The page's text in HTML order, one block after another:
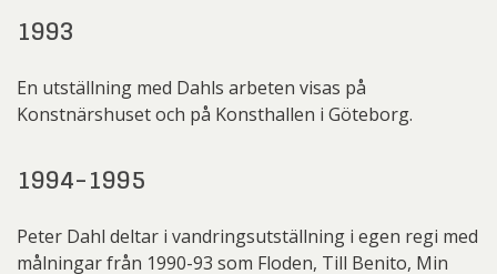
1993
En utställning med Dahls arbeten visas på
Konstnärshuset och på Konsthallen i Göteborg.
1994-1995
Peter Dahl deltar i vandringsutställning i egen regi med
målningar från 1990-93 som Floden, Till Benito, Min